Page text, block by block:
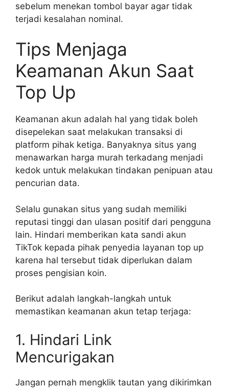
sebelum menekan tombol bayar agar tidak
terjadi kesalahan nominal.
Tips Menjaga
Keamanan Akun Saat
Top Up
Keamanan akun adalah hal yang tidak boleh
disepelekan saat melakukan transaksi di
platform pihak ketiga. Banyaknya situs yang
menawarkan harga murah terkadang menjadi
kedok untuk melakukan tindakan penipuan atau
pencurian data.
Selalu gunakan situs yang sudah memiliki
reputasi tinggi dan ulasan positif dari pengguna
lain. Hindari memberikan kata sandi akun
TikTok kepada pihak penyedia layanan top up
karena hal tersebut tidak diperlukan dalam
proses pengisian koin.
Berikut adalah langkah-langkah untuk
memastikan keamanan akun tetap terjaga:
1. Hindari Link
Mencurigakan
Jangan pernah mengklik tautan yang dikirimkan